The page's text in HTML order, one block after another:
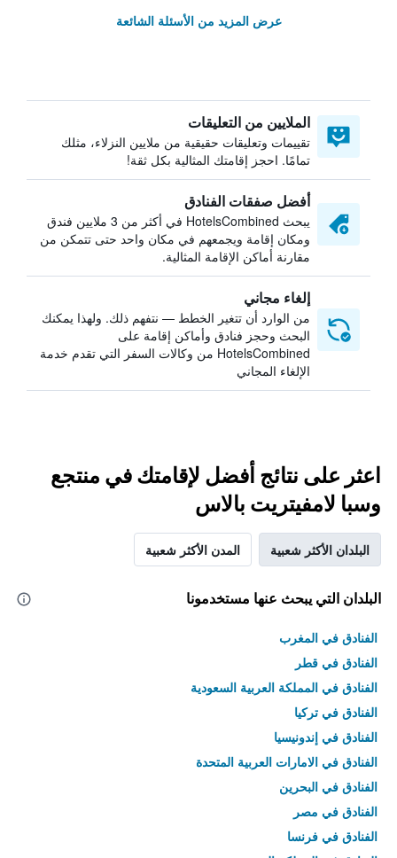
عرض المزيد من الأسئلة الشائعة
الملايين من التعليقات
تقييمات وتعليقات حقيقية من ملايين النزلاء، مثلك
تمامًا. احجز إقامتك المثالية بكل ثقة!
أفضل صفقات الفنادق
يبحث HotelsCombined في أكثر من 3 ملايين فندق
ومكان إقامة ويجمعهم في مكان واحد حتى تتمكن من
مقارنة أماكن الإقامة المثالية.
إلغاء مجاني
من الوارد أن تتغير الخطط — نتفهم ذلك. ولهذا يمكنك
البحث وحجز فنادق وأماكن إقامة على
HotelsCombined من وكالات السفر التي تقدم خدمة
الإلغاء المجاني
اعثر على نتائج أفضل لإقامتك في منتجع
وسبا لامفيتريت بالاس
البلدان الأكثر شعبية المدن الأكثر شعبية
البلدان التي يبحث عنها مستخدمونا
الفنادق في المغرب
الفنادق في قطر
الفنادق في المملكة العربية السعودية
الفنادق في تركيا
الفنادق في إندونيسيا
الفنادق في الامارات العربية المتحدة
الفنادق في البحرين
الفنادق في مصر
الفنادق في فرنسا